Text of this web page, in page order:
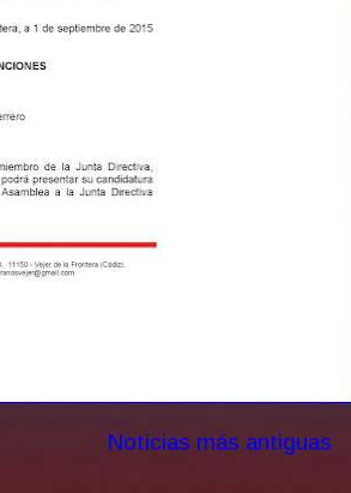
Noticias más antiguas